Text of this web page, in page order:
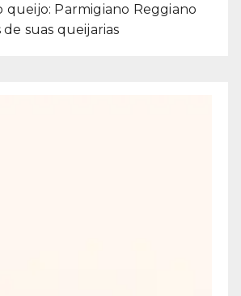
queijo: Parmigiano Reggiano
suas queijarias